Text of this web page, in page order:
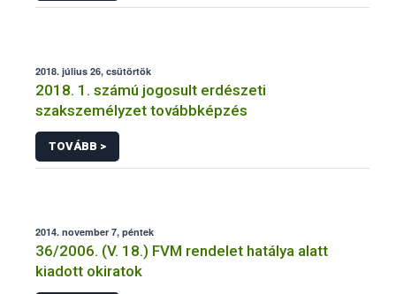
2018. július 26, csütörtök
2018. 1. számú jogosult erdészeti
szakszemélyzet továbbképzés
TOVÁBB >
2014. november 7, péntek
36/2006. (V. 18.) FVM rendelet hatálya alatt
kiadott okiratok